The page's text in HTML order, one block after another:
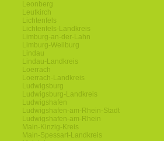
Leonberg
Leutkirch
Lichtenfels
Lichtenfels-Landkreis
Limburg-an-der-Lahn
Limburg-Weilburg
Lindau
Lindau-Landkreis
Loerrach
Loerrach-Landkreis
Ludwigsburg
Ludwigsburg-Landkreis
Ludwigshafen
Ludwigshafen-am-Rhein-Stadt
Ludwigshafen-am-Rhein
Main-Kinzig-Kreis
Main-Spessart-Landkreis